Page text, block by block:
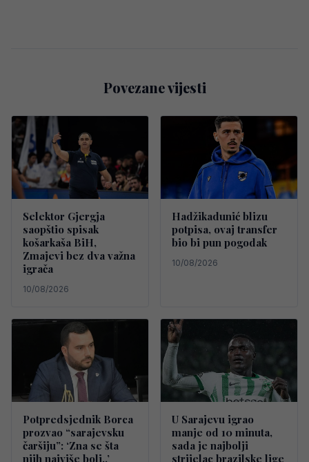
Povezane vijesti
Selektor Gjergja
saopštio spisak
košarkaša BiH,
Zmajevi bez dva važna
igrača
10/08/2026
Hadžikadunić blizu
potpisa, ovaj transfer
bio bi pun pogodak
10/08/2026
Potpredsjednik Borca
prozvao “sarajevsku
čaršiju”: ‘Zna se šta
njih najviše boli..’
U Sarajevu igrao
manje od 10 minuta,
sada je najbolji
strijelac brazilske lige